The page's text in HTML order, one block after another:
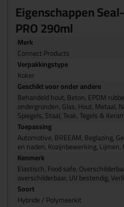
Eigenschappen
PRO 290ml
Merk
Connect Products
Verpakkingstype
Koker
Geschikt voor onder andere
Behandeld hout, Beton, EPDM
ondergronden, Glas, Hout, Metaal,
Spiegels, Staal, Teak, Tegels &
Toepassing
Automotive, BREEAM, Beglazing,
en naden, Kozijnbewerking,
Kenmerk
Elastisch, Food safe,
overschilderbaar, UV bestendig,
Soort
Hybride / Polymeerkit